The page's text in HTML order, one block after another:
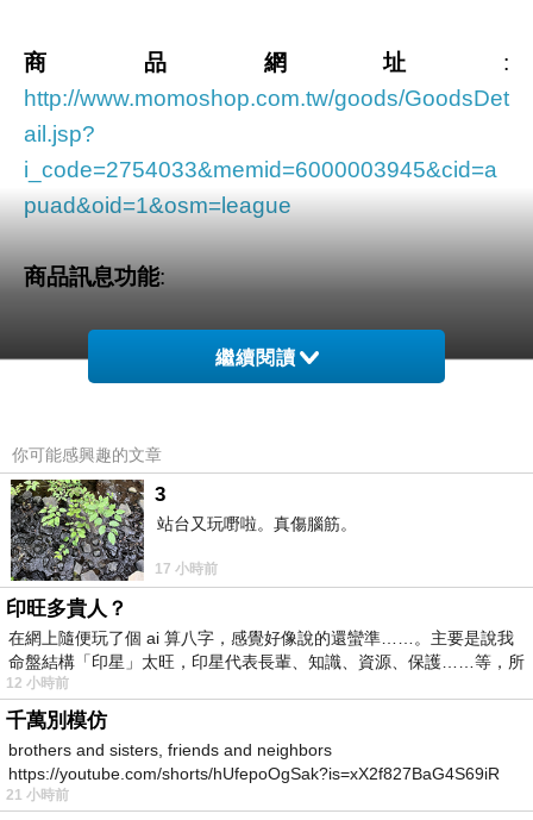
商品網址 :
http://www.momoshop.com.tw/goods/GoodsDet
ail.jsp?
i_code=2754033&memid=6000003945&cid=a
puad&oid=1&osm=league
商品訊息功能:
品號：2754033
能深層修護易乾燥的唇部肌膚，維
使用後雙唇粉嫩晶瑩、散發甜美果
商品訊息描述:
繼續閱讀
你可能感興趣的文章
3
站台又玩嘢啦。真傷腦筋。
17 小時前
印旺多貴人？
在網上隨便玩了個 ai 算八字，感覺好像說的還蠻準……。主要是說我
命盤結構「印星」太旺，印星代表長輩、知識、資源、保護……等，所
12 小時前
千萬別模仿
brothers and sisters, friends and neighbors
https://youtube.com/shorts/hUfepoOgSak?is=xX2f827BaG4S69iR
https
21 小時前